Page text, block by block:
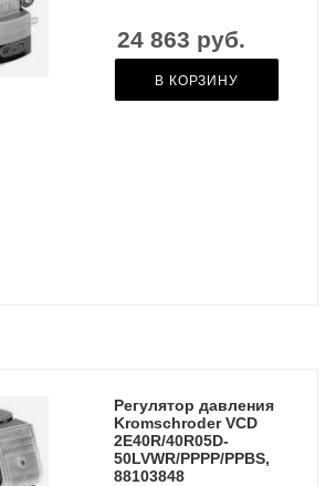
24 863 руб.
В КОРЗИНУ
Регулятор давления
Kromschroder VCD
2E40R/40R05D-
50LVWR/PPPP/PPBS,
88103848